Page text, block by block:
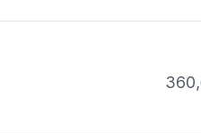
360,